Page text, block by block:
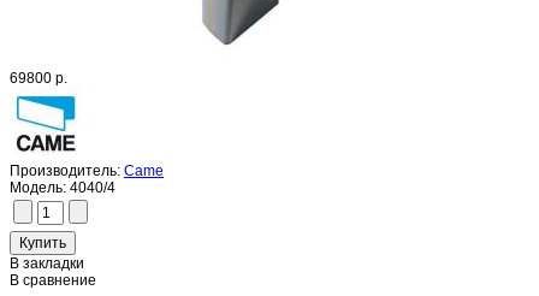
69800 р.
Производитель: Came
Модель: 4040/4
В закладки
В сравнение